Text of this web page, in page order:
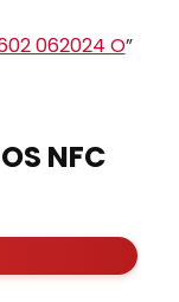
”
NFC